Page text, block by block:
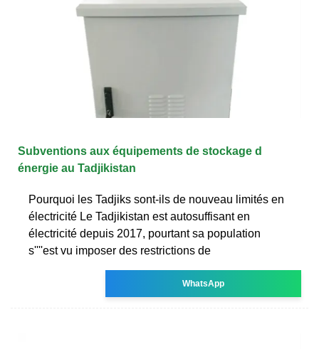
Subventions aux équipements de stockage d
énergie au Tadjikistan
Pourquoi les Tadjiks sont-ils de nouveau limités en
électricité Le Tadjikistan est autosuffisant en
électricité depuis 2017, pourtant sa population
s''''est vu imposer des restrictions de
WhatsApp